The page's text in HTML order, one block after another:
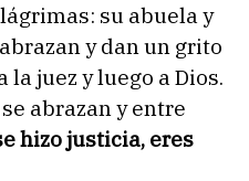
su abuela y
y dan un grito
la juez y luego a Dios.
abrazan y entre
hizo justicia, eres